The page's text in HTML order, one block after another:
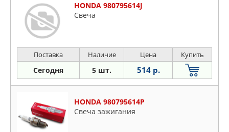
HONDA 980795614J
Свеча
Поставка Наличие Цена Купить
Сегодня 5 шт. 514 р.
HONDA 980795614P
Свеча зажигания